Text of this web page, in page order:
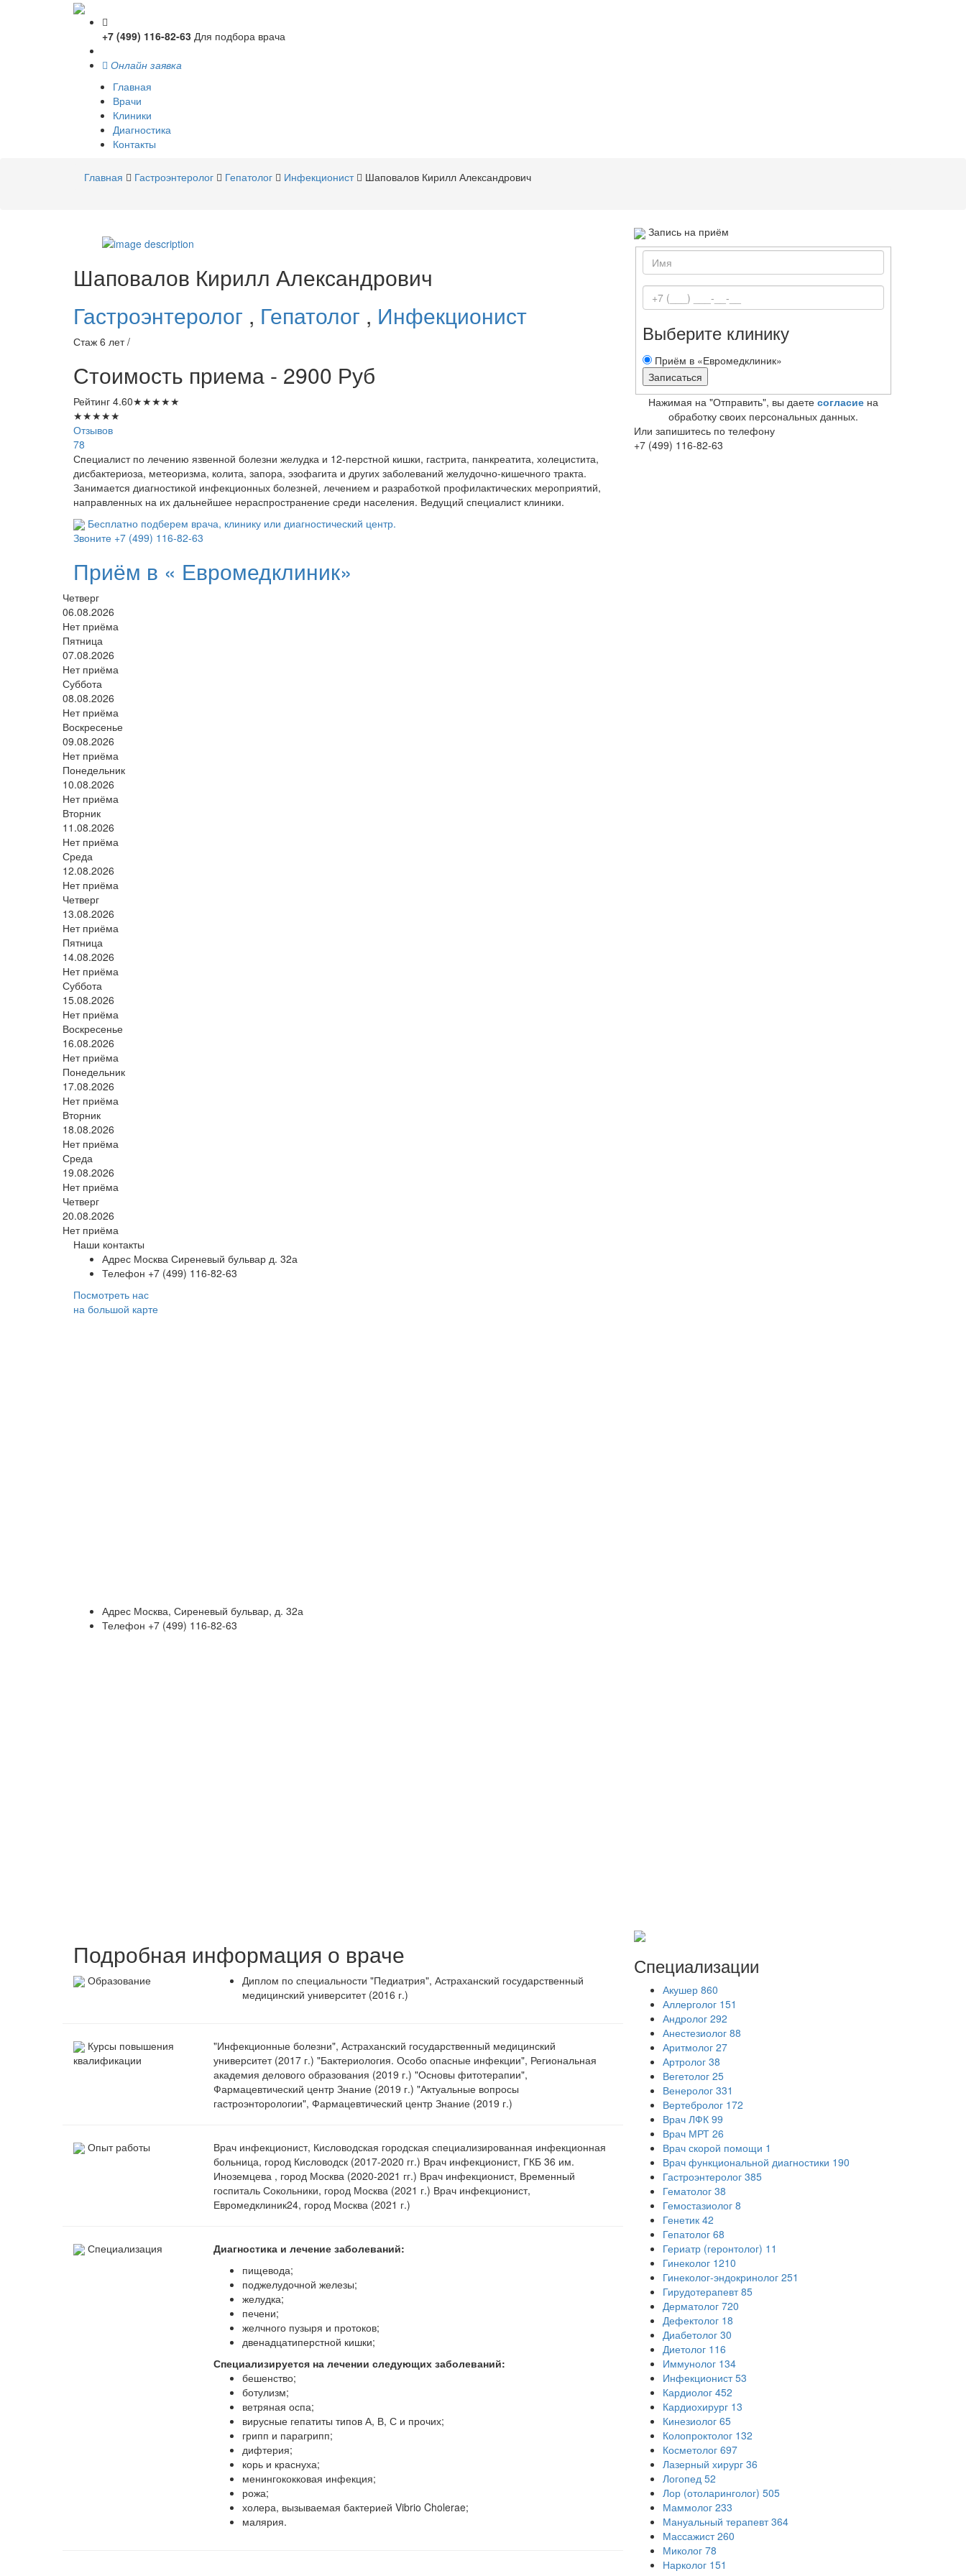
+7 (499) 116-82-63 Для подбора врача
Онлайн заявка
Главная
Врачи
Клиники
Диагностика
Контакты
Главная Гастроэнтеролог Гепатолог Инфекционист Шаповалов Кирилл Александрович
Шаповалов Кирилл Александрович
Гастроэнтеролог , Гепатолог , Инфекционист
Стаж 6 лет /
Стоимость приема - 2900 Руб
Рейтинг 4.60★★★★★
★★★★★
Отзывов
78
Специалист по лечению язвенной болезни желудка и 12-перстной кишки, гастрита, панкреатита, холецистита,
дисбактериоза, метеоризма, колита, запора, эзофагита и других заболеваний желудочно-кишечного тракта.
Занимается диагностикой инфекционных болезней, лечением и разработкой профилактических мероприятий,
направленных на их дальнейшее нераспространение среди населения. Ведущий специалист клиники.
Бесплатно подберем врача, клинику или диагностический центр.
Звоните +7 (499) 116-82-63
Запись на приём
Выберите клинику
Приём в «Евромедклиник»
Нажимая на "Отправить", вы даете согласие на
обработку своих персональных данных.
Или запишитесь по телефону
+7 (499) 116-82-63
Приём в « Евромедклиник»
Четверг
06.08.2026
Нет приёма
Пятница
07.08.2026
Нет приёма
Суббота
08.08.2026
Нет приёма
Воскресенье
09.08.2026
Нет приёма
Понедельник
10.08.2026
Нет приёма
Вторник
11.08.2026
Нет приёма
Среда
12.08.2026
Нет приёма
Четверг
13.08.2026
Нет приёма
Пятница
14.08.2026
Нет приёма
Суббота
15.08.2026
Нет приёма
Воскресенье
16.08.2026
Нет приёма
Понедельник
17.08.2026
Нет приёма
Вторник
18.08.2026
Нет приёма
Среда
19.08.2026
Нет приёма
Четверг
20.08.2026
Нет приёма
Наши контакты
Адрес Москва Сиреневый бульвар д. 32а
Телефон +7 (499) 116-82-63
Посмотреть нас
на большой карте
Адрес Москва, Сиреневый бульвар, д. 32а
Телефон +7 (499) 116-82-63
Подробная информация о враче
Образование
Диплом по специальности "Педиатрия", Астраханский государственный
медицинский университет (2016 г.)
Курсы повышения
квалификации
"Инфекционные болезни", Астраханский государственный медицинский
университет (2017 г.) "Бактериология. Особо опасные инфекции", Региональная
академия делового образования (2019 г.) "Основы фитотерапии",
Фармацевтический центр Знание (2019 г.) "Актуальные вопросы
гастроэнторологии", Фармацевтический центр Знание (2019 г.)
Опыт работы
Врач инфекционист, Кисловодская городская специализированная инфекционная
больница, город Кисловодск (2017-2020 гг.) Врач инфекционист, ГКБ 36 им.
Иноземцева , город Москва (2020-2021 гг.) Врач инфекционист, Временный
госпиталь Сокольники, город Москва (2021 г.) Врач инфекционист,
Евромедклиник24, город Москва (2021 г.)
Специализация
Диагностика и лечение заболеваний:
пищевода;
поджелудочной железы;
желудка;
печени;
желчного пузыря и протоков;
двенадцатиперстной кишки;
Специализируется на лечении следующих заболеваний:
бешенство;
ботулизм;
ветряная оспа;
вирусные гепатиты типов А, В, С и прочих;
грипп и парагрипп;
дифтерия;
корь и краснуха;
менингококковая инфекция;
рожа;
холера, вызываемая бактерией Vibrio Cholerae;
малярия.
Специализации
Акушер 860
Аллерголог 151
Андролог 292
Анестезиолог 88
Аритмолог 27
Артролог 38
Вегетолог 25
Венеролог 331
Вертебролог 172
Врач ЛФК 99
Врач МРТ 26
Врач скорой помощи 1
Врач функциональной диагностики 190
Гастроэнтеролог 385
Гематолог 38
Гемостазиолог 8
Генетик 42
Гепатолог 68
Гериатр (геронтолог) 11
Гинеколог 1210
Гинеколог-эндокринолог 251
Гирудотерапевт 85
Дерматолог 720
Дефектолог 18
Диабетолог 30
Диетолог 116
Иммунолог 134
Инфекционист 53
Кардиолог 452
Кардиохирург 13
Кинезиолог 65
Колопроктолог 132
Косметолог 697
Лазерный хирург 36
Логопед 52
Лор (отоларинголог) 505
Маммолог 233
Мануальный терапевт 364
Массажист 260
Миколог 78
Нарколог 151